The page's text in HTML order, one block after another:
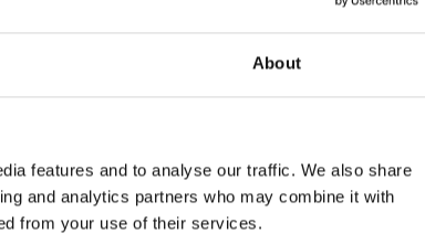
About
features and to analyse our traffic. We also share
and analytics partners who may combine it with
from your use of their services.